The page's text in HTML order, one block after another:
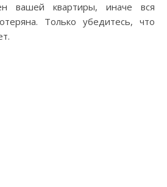
вашей квартиры, иначе вся
Только убедитесь, что